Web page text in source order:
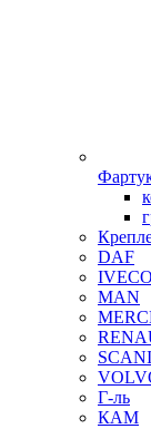
DAF
IVECO
MAN
Г-ль
КАМ